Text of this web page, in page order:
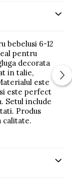
bebelusi 6-12
pentru
decorata
in talie,
este
este perfect
Setul include
Produs
calitate.